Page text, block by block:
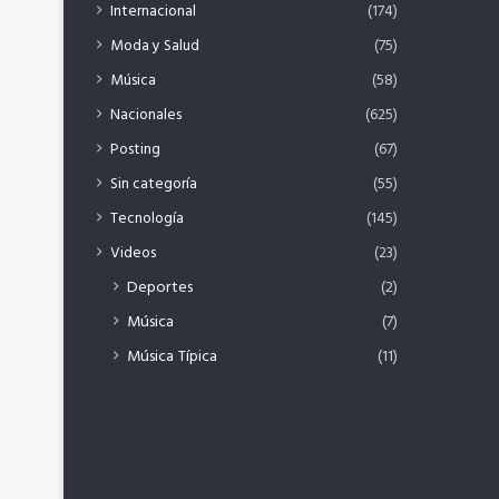
Internacional
(174)
Moda y Salud
(75)
Música
(58)
Nacionales
(625)
Posting
(67)
Sin categoría
(55)
Tecnología
(145)
Videos
(23)
Deportes
(2)
Música
(7)
Música Típica
(11)